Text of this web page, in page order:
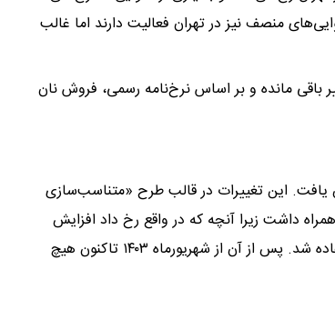
منصف نیز در تهران فعالیت دارند اما غالب
تابستان سال ۱۴۰۳ تاکنون بدون تغییر باقی مانده و بر اساس نرخ‌نامه رسمی، فروش نان
افزایش یافت. این تغییرات در قالب طرح «متناسب‌سازی
داشت زیرا آنچه که در واقع رخ داد افزایش
قیمت نان بود و مشخص نیست عنوان متناسب‌سازی به چه منظور استفاده شد. پس از آن از شهریورماه ۱۴۰۳ تاکنون هیچ